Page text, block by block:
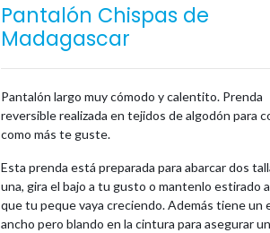
Pantalón Chispas de
Madagascar
Pantalón largo muy cómodo y calentito. Prenda
reversible realizada en tejidos de algodón para
como más te guste.
Esta prenda está preparada para abarcar dos
una, gira el bajo a tu gusto o mantenlo estirado
que tu peque vaya creciendo. Además tiene un
ancho pero blando en la cintura para asegurar